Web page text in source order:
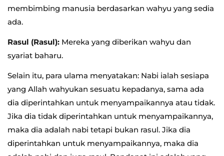
membimbing manusia berdasarkan wahyu yang sedia
ada.
Rasul (Rasul): Mereka yang diberikan wahyu dan
syariat baharu.
Selain itu, para ulama menyatakan: Nabi ialah sesiapa
yang Allah wahyukan sesuatu kepadanya, sama ada
dia diperintahkan untuk menyampaikannya atau tidak.
Jika dia tidak diperintahkan untuk menyampaikannya,
maka dia adalah nabi tetapi bukan rasul. Jika dia
diperintahkan untuk menyampaikannya, maka dia